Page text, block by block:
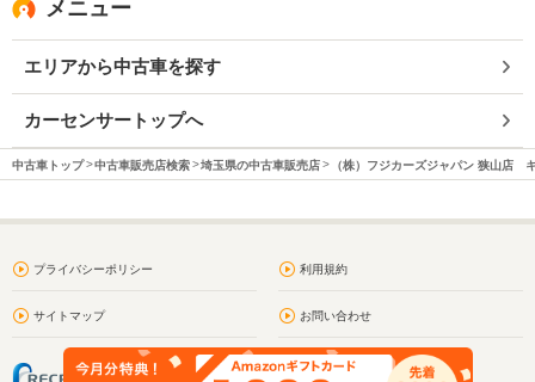
メニュー
エリアから中古車を探す
カーセンサートップへ
中古車トップ 中古車販売店検索 埼玉県の中古車販売店 （株）フジカーズジャパン 狭山店
プライバシーポリシー 利用規約
サイトマップ お問い合わせ